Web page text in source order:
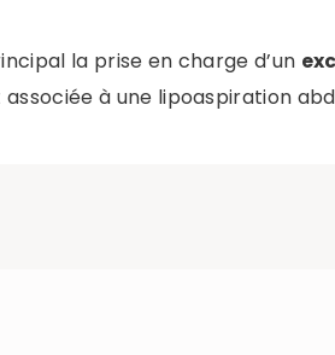
la prise en charge d’un
à une lipoaspiration